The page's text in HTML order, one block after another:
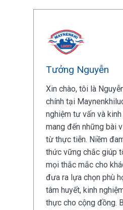
Tưởng Nguyễn
Xin chào, tôi là
chính tại
nghiệm tư vấn và
mang đến những bài
từ thực tiễn. Niềm
thức vững chắc giúp
mọi thắc mắc cho
đưa ra lựa chọn phù
tâm huyết, kinh
thực cho cộng đồng.